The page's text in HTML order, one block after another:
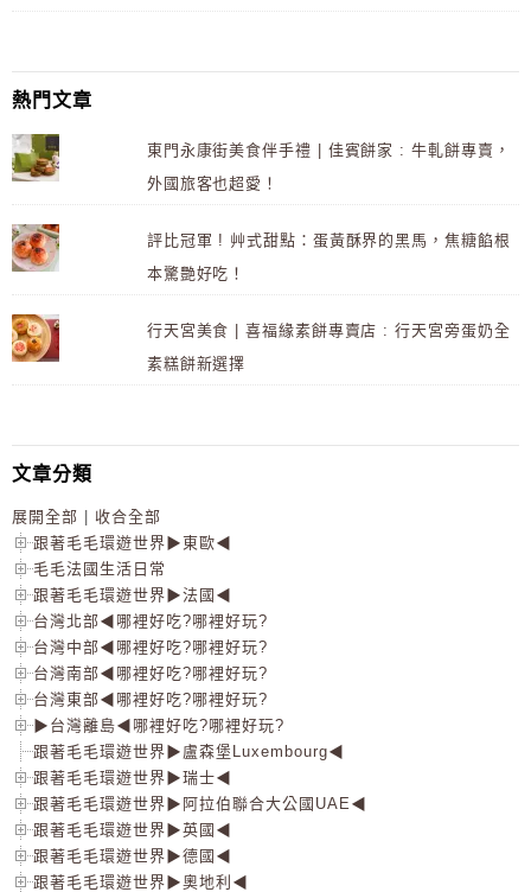
熱門文章
東門永康街美食伴手禮 | 佳賓餅家 : 牛軋餅專賣，
外國旅客也超愛！
評比冠軍 ! 艸式甜點：蛋黃酥界的黑馬，焦糖餡根
本驚艷好吃！
行天宮美食 | 喜福緣素餅專賣店 : 行天宮旁蛋奶全
素糕餅新選擇
文章分類
展開全部 | 收合全部
跟著毛毛環遊世界▶東歐◀
毛毛法國生活日常
跟著毛毛環遊世界▶法國◀
台灣北部◀哪裡好吃?哪裡好玩?
台灣中部◀哪裡好吃?哪裡好玩?
台灣南部◀哪裡好吃?哪裡好玩?
台灣東部◀哪裡好吃?哪裡好玩?
▶台灣離島◀哪裡好吃?哪裡好玩?
跟著毛毛環遊世界▶盧森堡Luxembourg◀
跟著毛毛環遊世界▶瑞士◀
跟著毛毛環遊世界▶阿拉伯聯合大公國UAE◀
跟著毛毛環遊世界▶英國◀
跟著毛毛環遊世界▶德國◀
跟著毛毛環遊世界▶奧地利◀